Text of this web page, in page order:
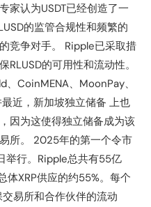
家认为USDT已经创造了一
的监管合规性和频繁的
竞争对手。 Ripple已采取措
的可用性和流动性。
CoinMENA、MoonPay、
近，新加坡独立储备 上也
因为这使得独立储备成为该
所。 2025年的第一个令市
举行。Ripple总共有55亿
体XRP供应的约55%。每个
易所和合作伙伴的流动